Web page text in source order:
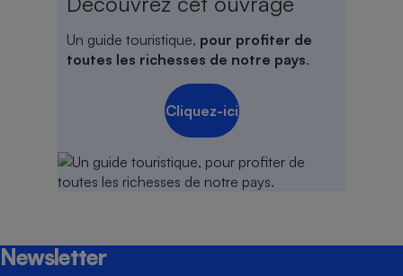
Un guide touristique, pour profiter de
toutes les richesses de notre pays.
Cliquez-ici
Newsletter